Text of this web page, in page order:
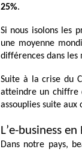
25%.
Si nous isolons les
une moyenne
différences dans les
Suite à la crise du
atteindre un chiffre
assouplies suite aux
L’e-business
Dans notre pays,